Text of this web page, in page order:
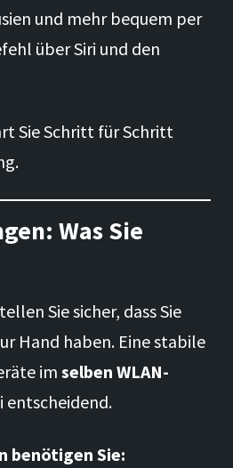
und mehr bequem per
über Siri und den
Sie Schritt für Schritt
Was Sie
Sie sicher, dass Sie
Hand haben. Eine stabile
im selben WLAN-
entscheidend.
benötigen Sie: